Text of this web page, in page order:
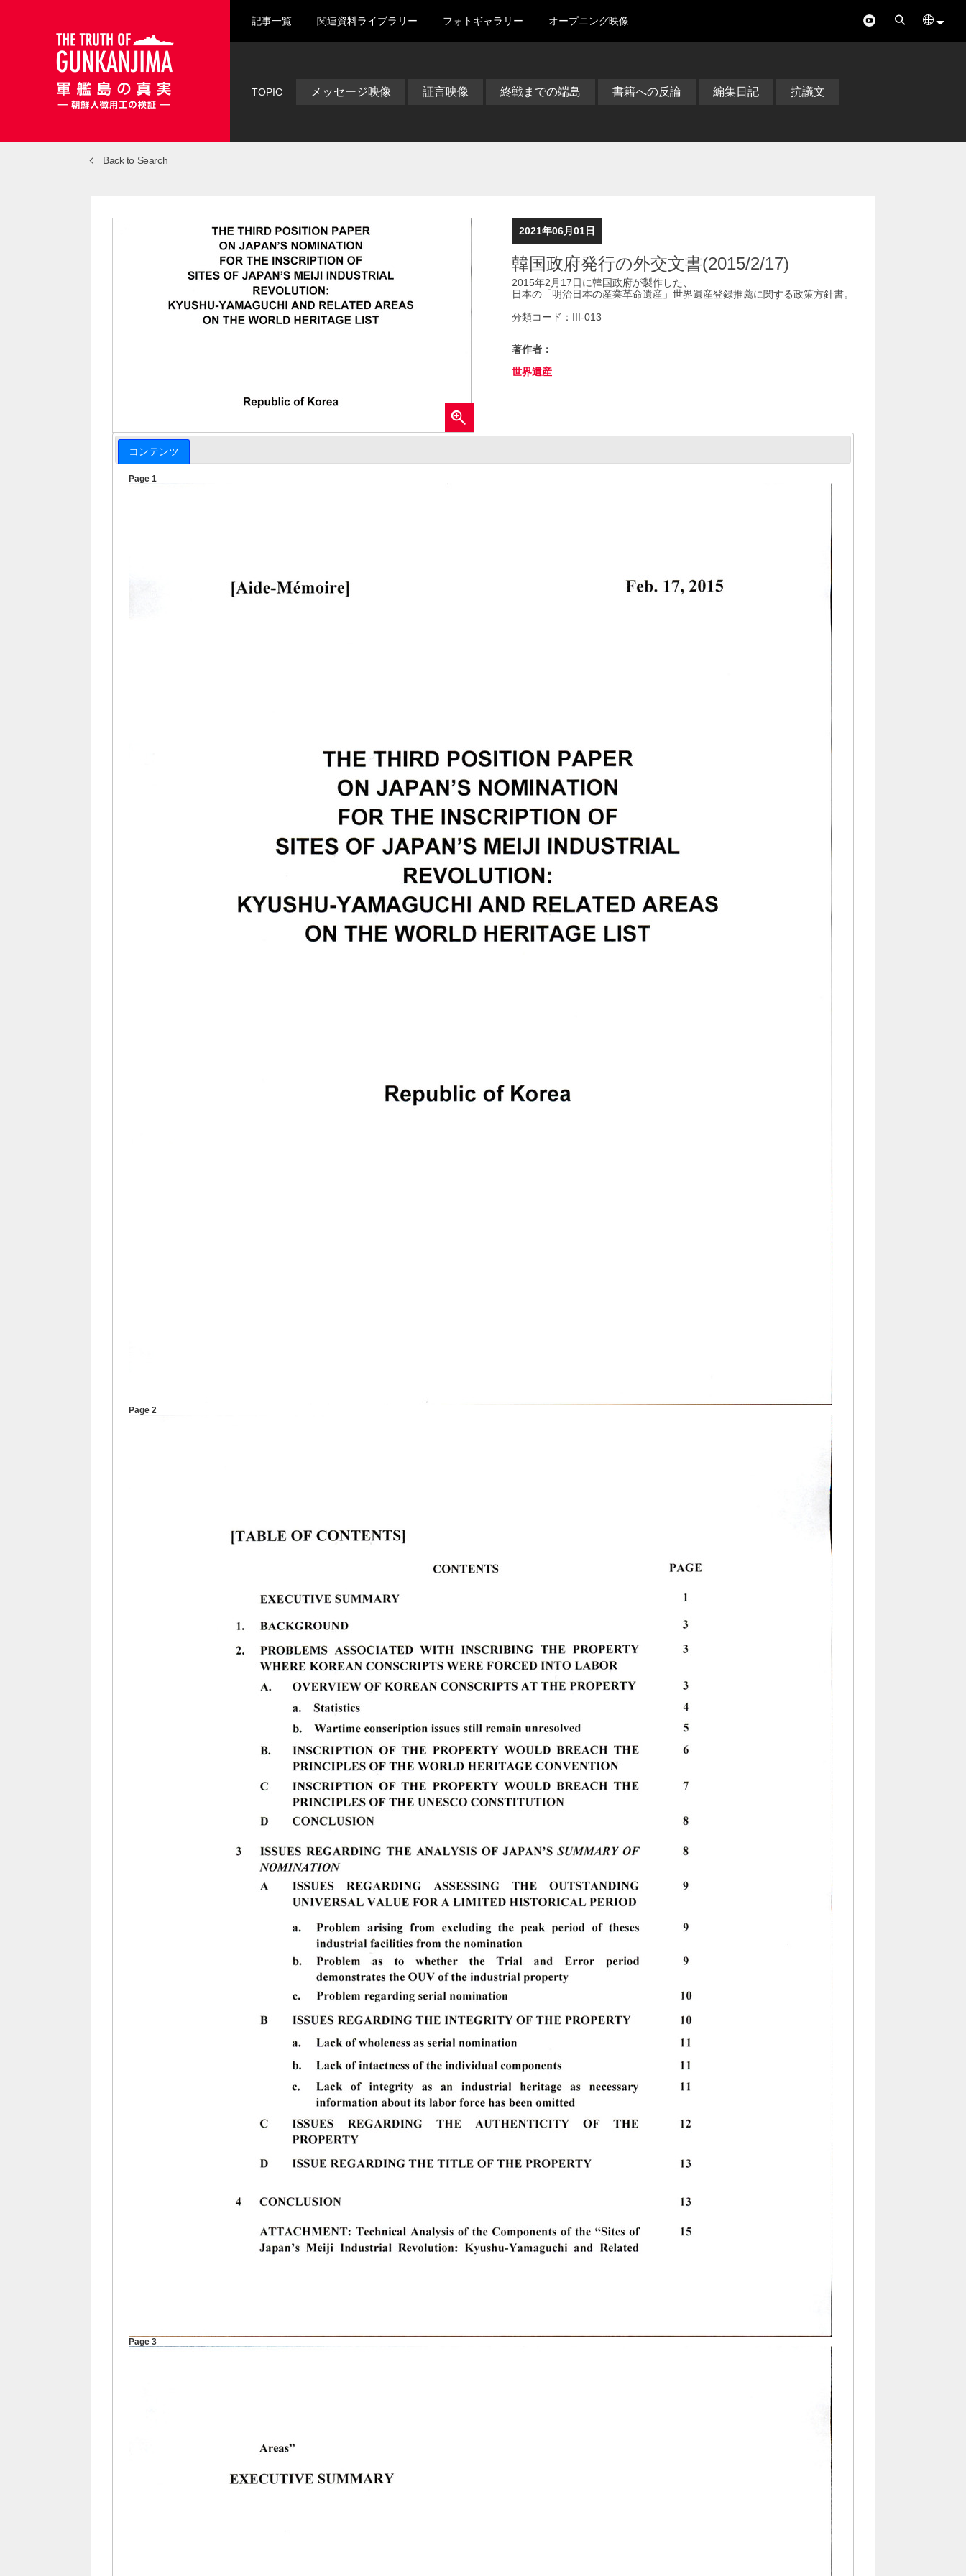
記事一覧 関連資料ライブラリー フォトギャラリー オープニング映像
TOPIC メッセージ映像 証言映像 終戦までの端島 書籍への反論 編集日記 抗議文
Back to Search
2021年06月01日
韓国政府発行の外交文書(2015/2/17)
2015年2月17日に韓国政府が製作した、
日本の「明治日本の産業革命遺産」世界遺産登録推薦に関する政策方針書。
分類コード：III-013
著作者：
世界遺産
コンテンツ
Page 1
Page 2
Page 3